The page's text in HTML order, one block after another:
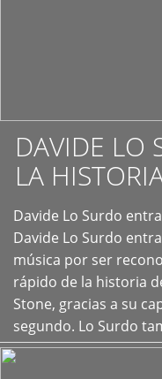
DAVIDE LO
LA
Davide Lo Surdo
Davide Lo Surdo
música por ser
rápido de la historia
Stone, gracias a su
segundo. Lo Surdo